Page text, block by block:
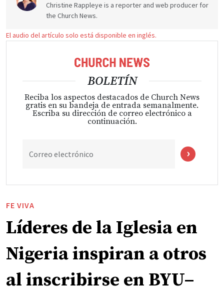
Christine Rappleye is a reporter and web producer for
the Church News.
El audio del artículo solo está disponible en inglés.
BOLETÍN
Reciba los aspectos destacados de Church News
gratis en su bandeja de entrada semanalmente.
Escriba su dirección de correo electrónico a
continuación.
Correo electrónico
FE VIVA
Líderes de la Iglesia en
Nigeria inspiran a otros
al inscribirse en BYU–